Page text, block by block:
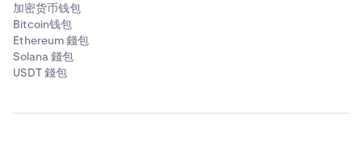
$10亿 – $50亿
0% / 0.05%
-0.006% / 0.0135%
加密货币钱包
Bitcoin钱包
Ethereum 錢包
Solana 錢包
USDT 錢包